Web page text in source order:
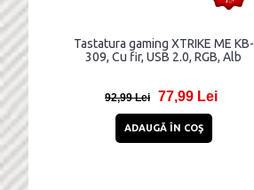
Tastatura gaming XTRIKE ME KB-
309, Cu fir, USB 2.0, RGB, Alb
92,99 Lei 77,99 Lei
ADAUGĂ ÎN COŞ